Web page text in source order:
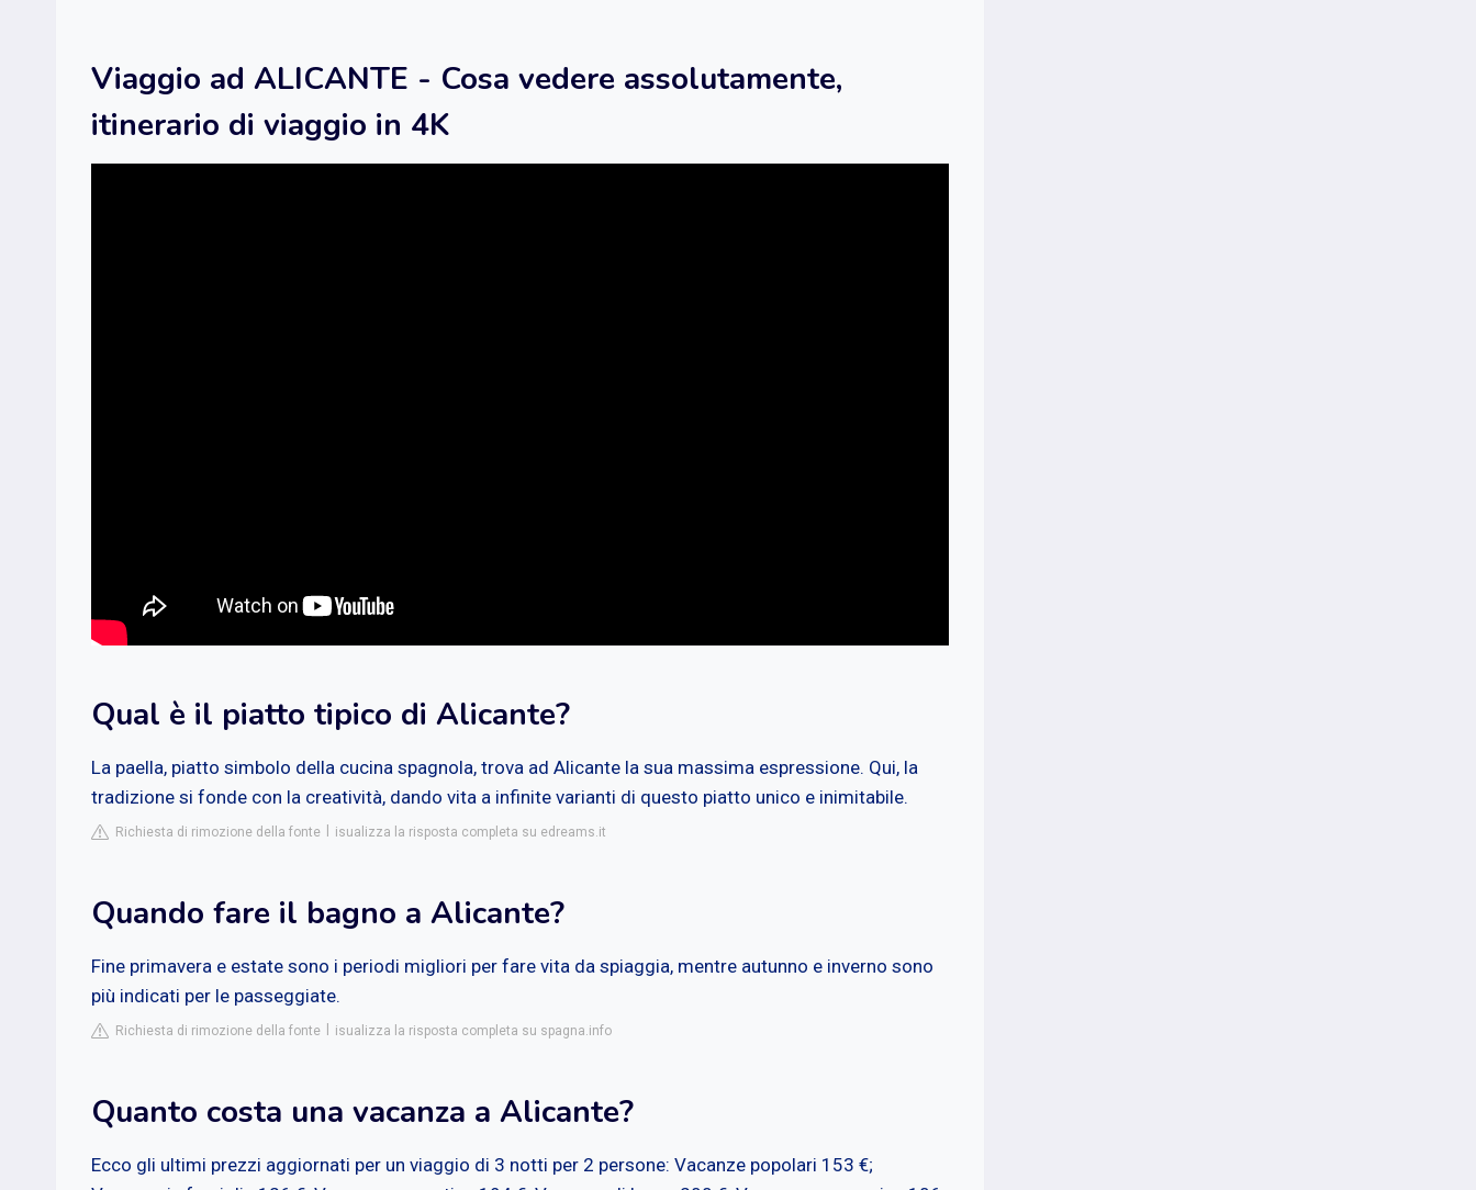
Viaggio ad ALICANTE - Cosa vedere assolutamente,
itinerario di viaggio in 4K
Qual è il piatto tipico di Alicante?
La paella, piatto simbolo della cucina spagnola, trova ad Alicante la sua massima espressione. Qui, la
tradizione si fonde con la creatività, dando vita a infinite varianti di questo piatto unico e inimitabile.
Richiesta di rimozione della fonte isualizza la risposta completa su edreams.it
Quando fare il bagno a Alicante?
Fine primavera e estate sono i periodi migliori per fare vita da spiaggia, mentre autunno e inverno sono
più indicati per le passeggiate.
Richiesta di rimozione della fonte isualizza la risposta completa su spagna.info
Quanto costa una vacanza a Alicante?
Ecco gli ultimi prezzi aggiornati per un viaggio di 3 notti per 2 persone: Vacanze popolari 153 €;